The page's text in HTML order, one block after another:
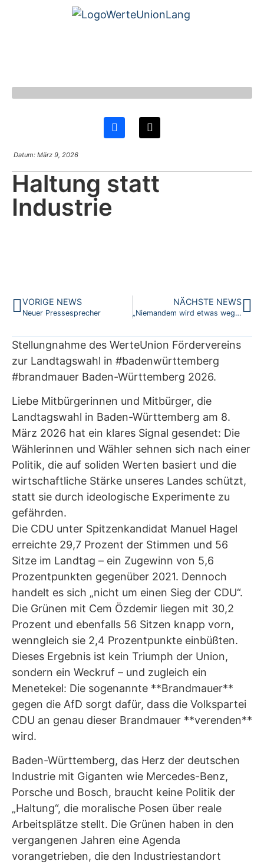
Datum: März 9, 2026
Haltung statt
Industrie
VORIGE NEWS
Neuer Pressesprecher
NÄCHSTE NEWS
„Niemandem wird etwas weggenommen“** –
Stellungnahme des WerteUnion Fördervereins
zur Landtagswahl in #badenwürttemberg
#brandmauer Baden-Württemberg 2026.
Liebe Mitbürgerinnen und Mitbürger, die
Landtagswahl in Baden-Württemberg am 8.
März 2026 hat ein klares Signal gesendet: Die
Wählerinnen und Wähler sehnen sich nach einer
Politik, die auf soliden Werten basiert und die
wirtschaftliche Stärke unseres Landes schützt,
statt sie durch ideologische Experimente zu
gefährden.
Die CDU unter Spitzenkandidat Manuel Hagel
erreichte 29,7 Prozent der Stimmen und 56
Sitze im Landtag – ein Zugewinn von 5,6
Prozentpunkten gegenüber 2021. Dennoch
handelt es sich „nicht um einen Sieg der CDU“.
Die Grünen mit Cem Özdemir liegen mit 30,2
Prozent und ebenfalls 56 Sitzen knapp vorn,
wenngleich sie 2,4 Prozentpunkte einbüßten.
Dieses Ergebnis ist kein Triumph der Union,
sondern ein Weckruf – und zugleich ein
Menetekel: Die sogenannte **Brandmauer**
gegen die AfD sorgt dafür, dass die Volkspartei
CDU an genau dieser Brandmauer **verenden**
wird.
Baden-Württemberg, das Herz der deutschen
Industrie mit Giganten wie Mercedes-Benz,
Porsche und Bosch, braucht keine Politik der
„Haltung“, die moralische Posen über reale
Arbeitsplätze stellt. Die Grünen haben in den
vergangenen Jahren eine Agenda
vorangetrieben, die den Industriestandort